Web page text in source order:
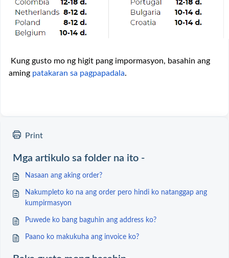
Kung gusto mo ng higit pang impormasyon, basahin ang
aming patakaran sa pagpapadala.
Print
Mga artikulo sa folder na ito -
Nasaan ang aking order?
Nakumpleto ko na ang order pero hindi ko natanggap ang
kumpirmasyon
Puwede ko bang baguhin ang address ko?
Paano ko makukuha ang invoice ko?